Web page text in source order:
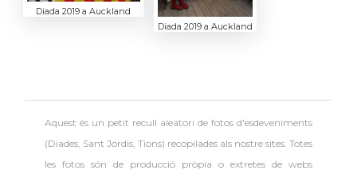
Diada 2019 a Auckland
Diada 2019 a Auckland
Aquest és un petit recull aleatori defotos d'esdeveniments
(Diades, Sant Jordis, Tions) recopilades als nostre sites. Totes
les fotos són de producció pròpia o extretes de webs